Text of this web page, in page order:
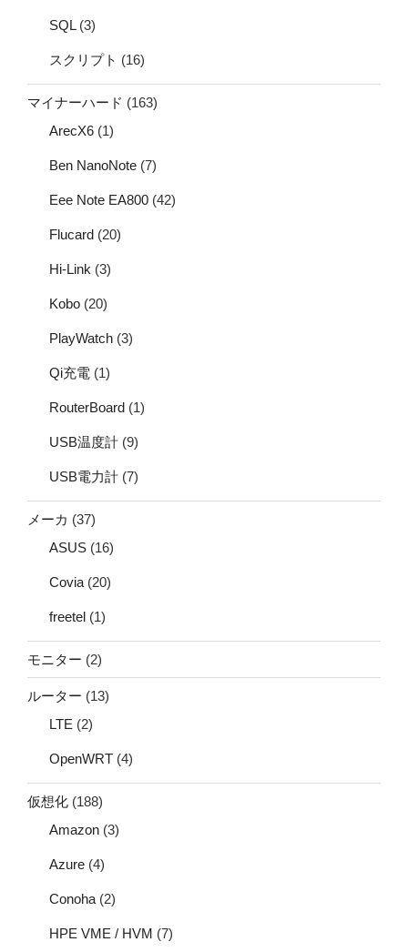
SQL(3)
スクリプト (16)
マイナーハード (163)
ArecX6 (1)
Ben NanoNote (7)
Eee Note EA800 (42)
Flucard (20)
Hi-Link (3)
Kobo (20)
PlayWatch (3)
Qi充電 (1)
RouterBoard (1)
USB温度計 (9)
USB電力計 (7)
メーカ (37)
ASUS (16)
Covia (20)
freetel (1)
モニター (2)
ルーター (13)
LTE (2)
OpenWRT (4)
仮想化 (188)
Amazon (3)
Azure (4)
Conoha (2)
HPE VME / HVM (7)